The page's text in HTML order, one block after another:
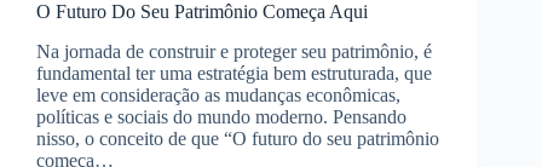
O Futuro Do Seu Patrimônio Começa Aqui
Na jornada de construir e proteger seu patrimônio, é
fundamental ter uma estratégia bem estruturada, que
leve em consideração as mudanças econômicas,
políticas e sociais do mundo moderno. Pensando
nisso, o conceito de que “O futuro do seu patrimônio
começa…